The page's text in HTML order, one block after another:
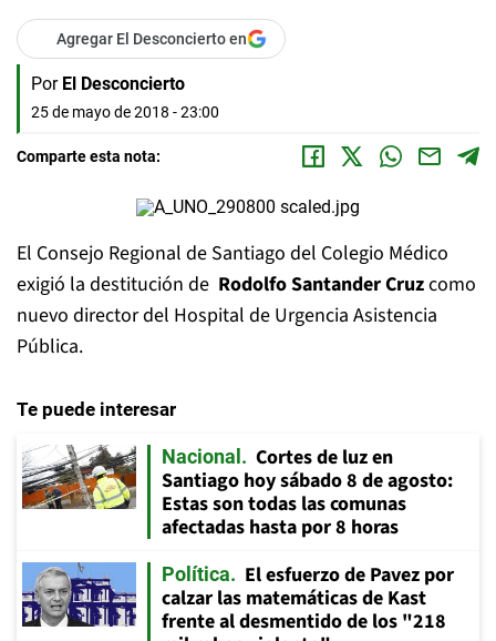
Agregar El Desconcierto en
Por El Desconcierto
25 de mayo de 2018 - 23:00
Comparte esta nota:
El Consejo Regional de Santiago del Colegio Médico
exigió la destitución de Rodolfo Santander Cruzcomo
nuevo director del Hospital de Urgencia Asistencia
Pública.
Te puede interesar
Nacional
Cortes de luz en
Santiago hoy sábado 8 de agosto:
Estas son todas las comunas
afectadas hasta por 8 horas
Política
El esfuerzo de Pavez por
calzar las matemáticas de Kast
frente al desmentido de los "218